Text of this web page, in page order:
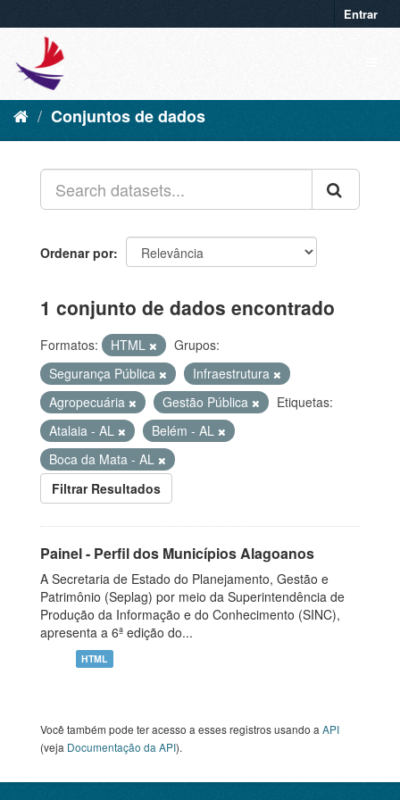
Entrar
Conjuntos de dados
Ordenar por
1 conjunto de dados encontrado
Formatos: HTML
Grupos:
Segurança Pública
Infraestrutura
Agropecuária
Gestão Pública
Etiquetas:
Atalaia - AL
Belém - AL
Boca da Mata - AL
Filtrar Resultados
Painel - Perfil dos Municípios Alagoanos
A Secretaria de Estado do Planejamento, Gestão e
Patrimônio (Seplag) por meio da Superintendência de
Produção da Informação e do Conhecimento (SINC),
apresenta a 6ª edição do...
HTML
Você também pode ter acesso a esses registros usando a API
(veja Documentação da API).